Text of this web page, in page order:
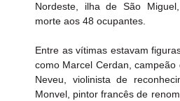
Nordeste, ilha de São
morte aos 48 ocupantes.
Entre as vítimas estavam
como Marcel Cerdan,
Neveu, violinista de
Monvel, pintor francês de